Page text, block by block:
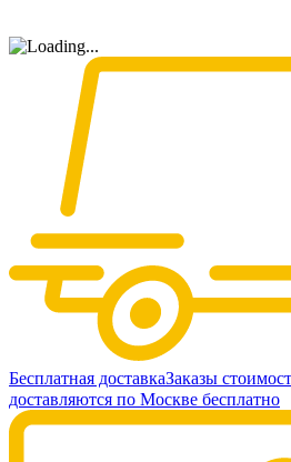
Бесплатная доставкаЗаказы
доставляются по Москве бесплатно